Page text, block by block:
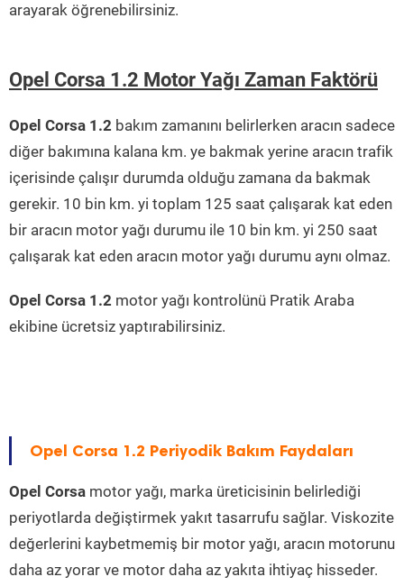
arayarak öğrenebilirsiniz.
Opel Corsa 1.2 Motor Yağı Zaman Faktörü
Opel Corsa 1.2 bakım zamanını belirlerken aracın sadece
diğer bakımına kalana km. ye bakmak yerine aracın trafik
içerisinde çalışır durumda olduğu zamana da bakmak
gerekir. 10 bin km. yi toplam 125 saat çalışarak kat eden
bir aracın motor yağı durumu ile 10 bin km. yi 250 saat
çalışarak kat eden aracın motor yağı durumu aynı olmaz.
Opel Corsa 1.2 motor yağı kontrolünü Pratik Araba
ekibine ücretsiz yaptırabilirsiniz.
Opel Corsa 1.2 Periyodik Bakım Faydaları
Opel Corsa motor yağı, marka üreticisinin belirlediği
periyotlarda değiştirmek yakıt tasarrufu sağlar. Viskozite
değerlerini kaybetmemiş bir motor yağı, aracın motorunu
daha az yorar ve motor daha az yakıta ihtiyaç hisseder.